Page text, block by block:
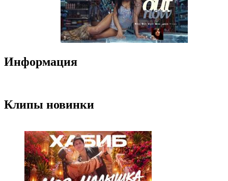
Информация
Клипы новинки